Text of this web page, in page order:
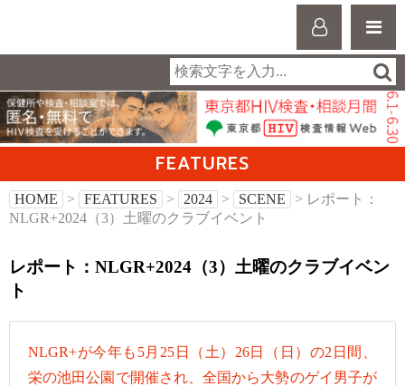
FEATURES
HOME > FEATURES > 2024 > SCENE
> レポート：
NLGR+2024（3）土曜のクラブイベント
レポート：NLGR+2024（3）土曜のクラブイベン
ト
NLGR+が今年も5月25日（土）26日（日）の2日間、
栄の池田公園で開催され、全国から大勢のゲイ男子が